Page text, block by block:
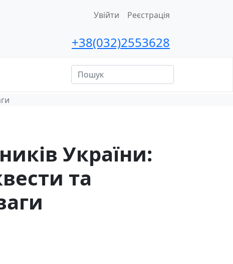
Увійти Реєстрація
+38(032)2553628
України:
та